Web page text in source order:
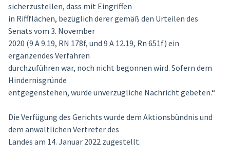
sicherzustellen, dass mit Eingriffen
in Riffflächen, bezüglich derer gemäß den Urteilen des
Senats vom 3. November
2020 (9 A 9.19, RN 178f, und 9 A 12.19, Rn 651f) ein
ergänzendes Verfahren
durchzuführen war, noch nicht begonnen wird. Sofern dem
Hindernisgründe
entgegenstehen, wurde unverzügliche Nachricht gebeten.“
Die Verfügung des Gerichts wurde dem Aktionsbündnis und
dem anwaltlichen Vertreter des
Landes am 14. Januar 2022 zugestellt.